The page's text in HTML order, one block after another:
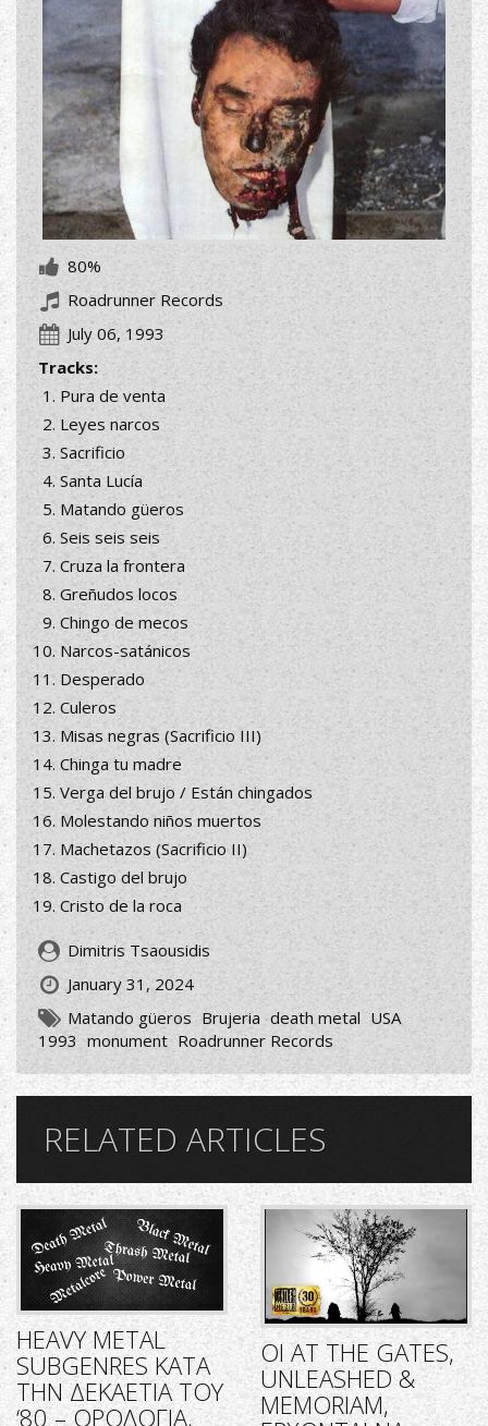
80%
Roadrunner Records
July 06, 1993
Tracks:
Pura de venta
Leyes narcos
Sacrificio
Santa Lucía
Matando güeros
Seis seis seis
Cruza la frontera
Greñudos locos
Chingo de mecos
Narcos-satánicos
Desperado
Culeros
Misas negras (Sacrificio III)
Chinga tu madre
Verga del brujo / Están chingados
Molestando niños muertos
Machetazos (Sacrificio II)
Castigo del brujo
Cristo de la roca
Dimitris Tsaousidis
January 31, 2024
Matando güeros Brujeria death metal USA
1993 monument Roadrunner Records
RELATED ARTICLES
HEAVY METAL
SUBGENRES ΚΑΤΑ
ΤΗΝ ΔΕΚΑΕΤΙΑ ΤΟΥ
‘80 – ΟΡΟΛΟΓΙΑ,
ΟΙ AT THE GATES,
UNLEASHED &
MEMORIAM,